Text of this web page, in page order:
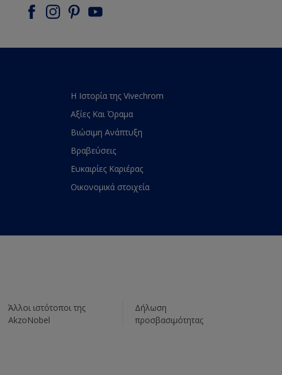
Η Ιστορία της Vivechrom
Αξίες Και Όραμα
Βιώσιμη Ανάπτυξη
Βραβεύσεις
Ευκαιρίες Καριέρας
Οικονομικά στοιχεία
Άλλοι ιστότοποι της
AkzoNobel
Δήλωση
προσβασιμότητας